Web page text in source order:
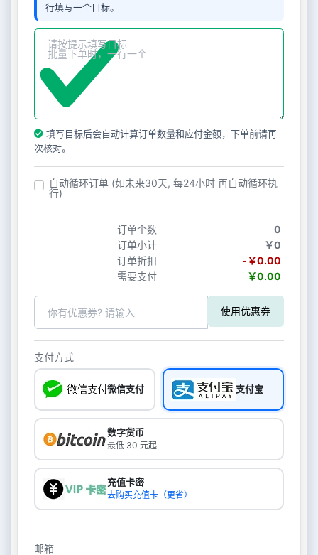
行填写一个目标。
填写目标后会自动计算订单数量和应付金额，下单前请再
次核对。
自动循环订单 (如未来30天, 每24小时 再自动循环执
行)
订单个数
0
订单小计
￥0
订单折扣
-￥0.00
需要支付
￥0.00
使用优惠券
支付方式
微信支付 支付宝
数字货币
最低 30 元起
充值卡密
去购买充值卡（更省）
邮箱